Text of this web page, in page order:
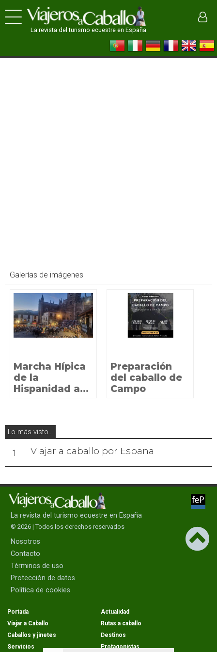
La revista del turismo ecuestre en España
Galerías de imágenes
Marcha Hípica
de la
Hispanidad a...
Preparación
del caballo de
Campo
Lo más visto...
1 Viajar a caballo por España
La revista del turismo ecuestre en España
© 2026 | Todos los derechos reservados
Nosotros
Contacto
Términos de uso
Protección de datos
Política de cookies
Portada
Actualidad
Viajar a Caballo
Rutas a caballo
Caballos y jinetes
Destinos
Servicios
Protagonistas